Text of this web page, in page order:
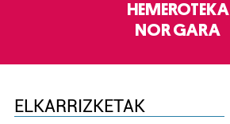
HEMEROTEKA
NOR GARA
ELKARRIZKETAK